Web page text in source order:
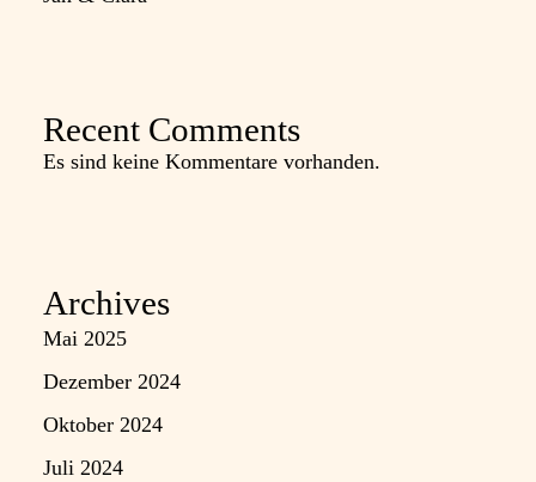
Recent Comments
Es sind keine Kommentare vorhanden.
Archives
Mai 2025
Dezember 2024
Oktober 2024
Juli 2024